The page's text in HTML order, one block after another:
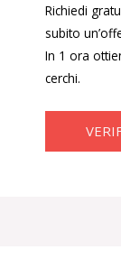
Richiedi
subito
In 1 ora
cerchi.